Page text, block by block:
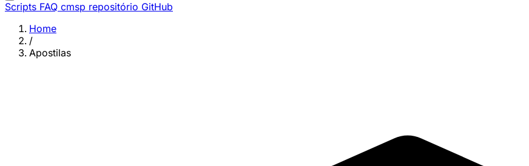
Scripts FAQ cmsp repositório GitHub
Home
/
Apostilas